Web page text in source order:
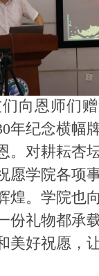
向恩师们赠
年纪念横幅
。对耕耘杏
愿学院各项
煌。学院也
份礼物都承
美好祝愿，